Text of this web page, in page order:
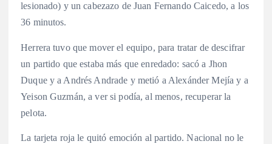
lesionado) y un cabezazo de Juan Fernando Caicedo, a los
36 minutos.
Herrera tuvo que mover el equipo, para tratar de descifrar
un partido que estaba más que enredado: sacó a Jhon
Duque y a Andrés Andrade y metió a Alexánder Mejía y a
Yeison Guzmán, a ver si podía, al menos, recuperar la
pelota.
La tarjeta roja le quitó emoción al partido. Nacional no le